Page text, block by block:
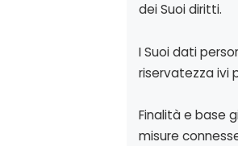
dei Suoi diritti.
I Suoi dati
riservatezza ivi
Finalità e base
misure